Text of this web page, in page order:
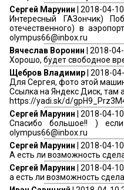
Сергей Марунин | 2018-04-
Интересный ГАЗончик)
отечественного) в
olympus66@inbox.ru
Вячеслав Воронин | 2018-
Хорошо, будет свободное
Щебров Владимир | 2018-
Для Сергея, фото этой
Ссылка на Яндекс Диск, там
https://yadi.sk/d/
Сергей Марунин | 2018-04-
Спасибо большое!! )
olympus66@inbox.ru
Сергей Марунин | 2018-04-
А есть ли возможность
Сергей Марунин | 2018-04-
а есть ли возможность